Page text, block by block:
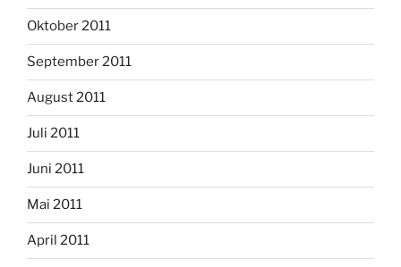
Oktober 2011
September 2011
August 2011
Juli 2011
Juni 2011
Mai 2011
April 2011